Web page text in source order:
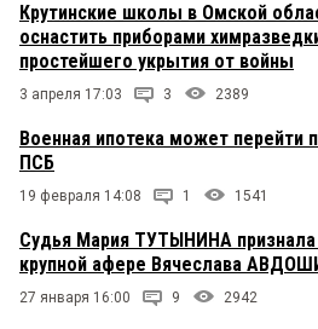
Крутинские школы в Омской
оснастить приборами
простейшего укрытия от войны
3 апреля 17:03 3 2389
Военная ипотека может перейти
ПСБ
19 февраля 14:08 1 1541
Судья Мария ТУТЫНИНА
крупной афере Вячеслава
27 января 16:00 9 2942